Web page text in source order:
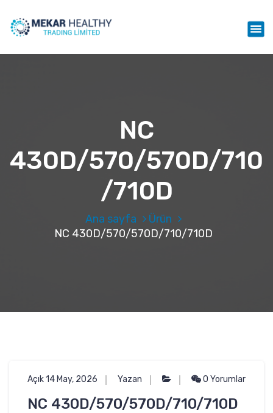
Mekar Healthy Trading LTD
NC
430D/570/570D/710
/710D
Ana sayfa
Ürün
NC 430D/570/570D/710/710D
Açık 14 May, 2026 Yazan 0 Yorumlar
NC 430D/570/570D/710/710D